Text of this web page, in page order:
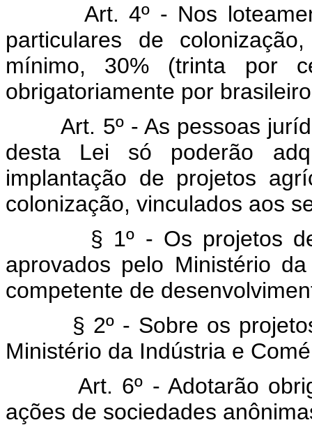
Art. 4º - Nos
particulares de
mínimo, 30% (trinta por
obrigatoriamente por
Art. 5º - As pessoas
desta Lei só poderão
implantação de projetos
colonização, vinculados aos
§ 1º - Os projetos de
aprovados pelo Ministério
competente de
§ 2º - Sobre os projetos
Ministério da Indústria e
Art. 6º - Adotarão
ações de sociedades